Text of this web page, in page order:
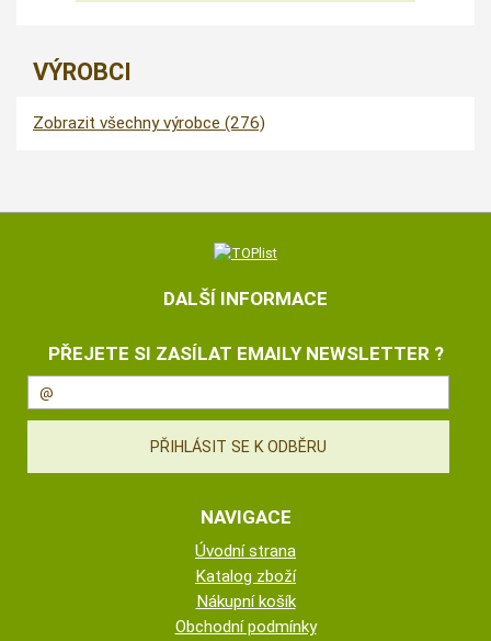
VÝROBCI
Zobrazit všechny výrobce (276)
DALŠÍ INFORMACE
PŘEJETE SI ZASÍLAT EMAILY NEWSLETTER ?
NAVIGACE
Úvodní strana
Katalog zboží
Nákupní košík
Obchodní podmínky